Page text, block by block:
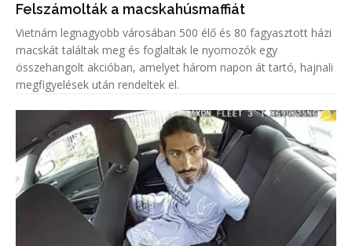
Felszámolták a macskahúsmaffiát
Vietnám legnagyobb városában 500 élő és 80 fagyasztott házi
macskát találtak meg és foglaltak le nyomozók egy
összehangolt akcióban, amelyet három napon át tartó, hajnali
megfigyelések után rendeltek el.